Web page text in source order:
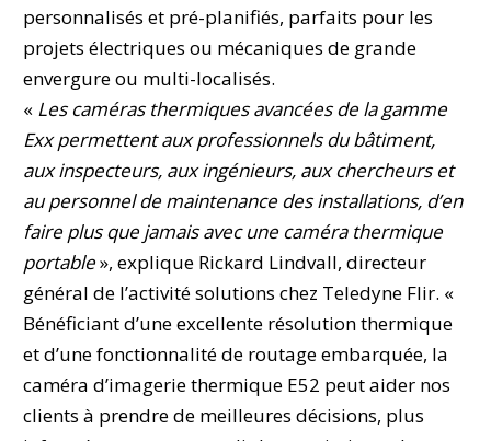
personnalisés et pré-planifiés, parfaits pour les
projets électriques ou mécaniques de grande
envergure ou multi-localisés.
« Les caméras thermiques avancées de la gamme
Exx permettent aux professionnels du bâtiment,
aux inspecteurs, aux ingénieurs, aux chercheurs et
au personnel de maintenance des installations, d’en
faire plus que jamais avec une caméra thermique
portable», explique Rickard Lindvall, directeur
général de l’activité solutions chez Teledyne Flir. «
Bénéficiant d’une excellente résolution thermique
et d’une fonctionnalité de routage embarquée, la
caméra d’imagerie thermique E52 peut aider nos
clients à prendre de meilleures décisions, plus